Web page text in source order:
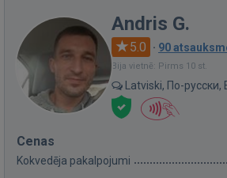
Andris G.
5.0 · 90
Bija vietnē: Pirms 10 st.
Latviski, По-русски,
Cenas
Kokvedēja pakalpojumi